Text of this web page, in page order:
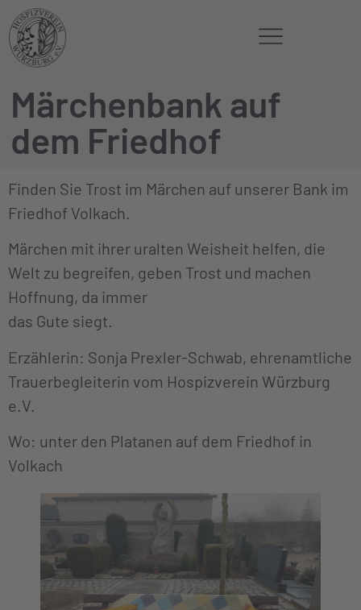
Märchenbank auf
dem Friedhof
Finden Sie Trost im Märchen auf unserer Bank im
Friedhof Volkach.
Märchen mit ihrer uralten Weisheit helfen, die
Welt zu begreifen, geben Trost und machen
Hoffnung, da immer
das Gute siegt.
Erzählerin: Sonja Prexler-Schwab, ehrenamtliche
Trauerbegleiterin vom Hospizverein Würzburg
e.V.
Wo: unter den Platanen auf dem Friedhof in
Volkach